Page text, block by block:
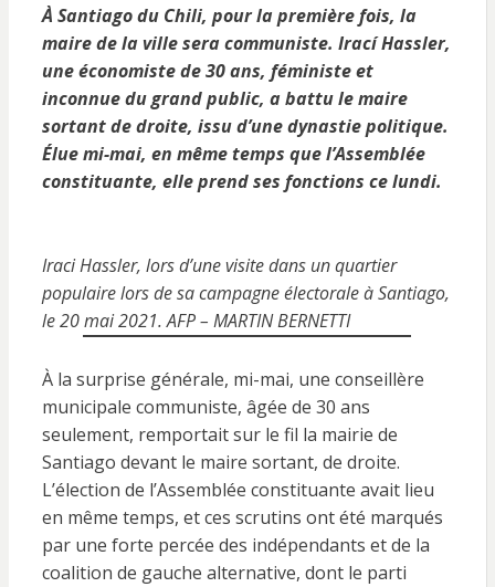
À Santiago du Chili, pour la première fois, la
maire de la ville sera communiste. Irací Hassler,
une économiste de 30 ans, féministe et
inconnue du grand public, a battu le maire
sortant de droite, issu d’une dynastie politique.
Élue mi-mai, en même temps que l’Assemblée
constituante, elle prend ses fonctions ce lundi.
Iraci Hassler, lors d’une visite dans un quartier
populaire lors de sa campagne électorale à Santiago,
le 20 mai 2021. AFP – MARTIN BERNETTI
À la surprise générale, mi-mai, une conseillère
municipale communiste, âgée de 30 ans
seulement, remportait sur le fil la mairie de
Santiago devant le maire sortant, de droite.
L’élection de l’Assemblée constituante avait lieu
en même temps, et ces scrutins ont été marqués
par une forte percée des indépendants et de la
coalition de gauche alternative, dont le parti